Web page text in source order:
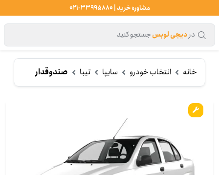
مشاوره خرید | 33995880-021
دردیجی لوبسجستجو کنید
خانه انتخاب خودرو سایپا تیبا صندوقدار